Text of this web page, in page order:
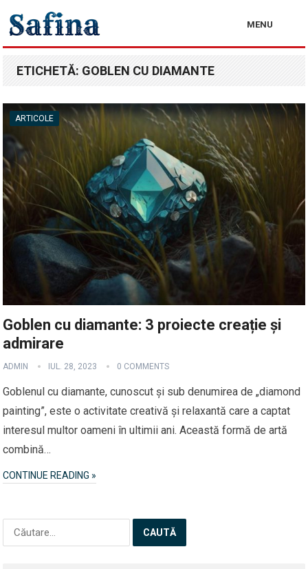
MENU
ETICHETĂ: GOBLEN CU DIAMANTE
ARTICOLE
Goblen cu diamante: 3 proiecte creație și
admirare
ADMIN IUL. 28, 2023 0 COMMENTS
Goblenul cu diamante, cunoscut și sub denumirea de „diamond
painting”, este o activitate creativă și relaxantă care a captat
interesul multor oameni în ultimii ani. Această formă de artă
combină…
CONTINUE READING »
după: